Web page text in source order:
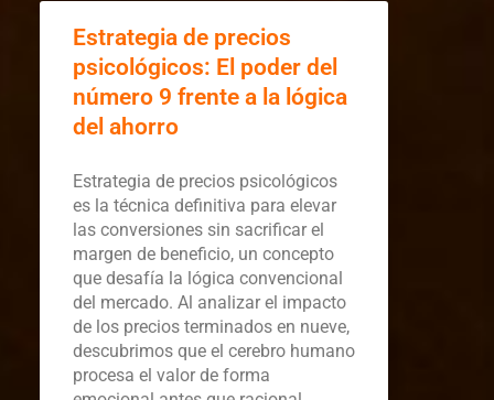
Estrategia de precios
psicológicos: El poder del
número 9 frente a la lógica
del ahorro
Estrategia de precios psicológicos
es la técnica definitiva para elevar
las conversiones sin sacrificar el
margen de beneficio, un concepto
que desafía la lógica convencional
del mercado. Al analizar el impacto
de los precios terminados en nueve,
descubrimos que el cerebro humano
procesa el valor de forma